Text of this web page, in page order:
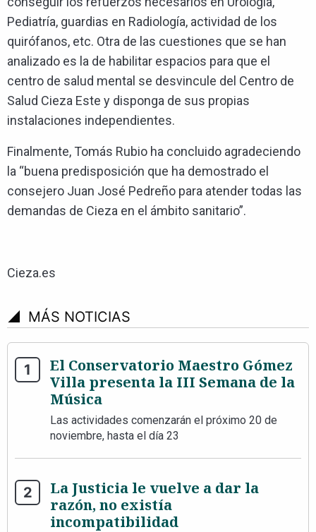
Pediatría, guardias en Radiología, actividad de los
quirófanos, etc. Otra de las cuestiones que se han
analizado es la de habilitar espacios para que el
centro de salud mental se desvincule del Centro de
Salud Cieza Este y disponga de sus propias
instalaciones independientes.
Finalmente, Tomás Rubio ha concluido agradeciendo
la “buena predisposición que ha demostrado el
consejero Juan José Pedreño para atender todas las
demandas de Cieza en el ámbito sanitario”.
Cieza.es
signal_cellular_4_bar MÁS NOTICIAS
El Conservatorio Maestro Gómez
Villa presenta la III Semana de la
Música
Las actividades comenzarán el próximo 20 de
noviembre, hasta el día 23
La Justicia le vuelve a dar la
razón, no existía
incompatibilidad